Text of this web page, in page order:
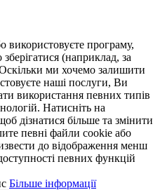
використовуєте програму,
(наприклад, за
ми хочемо залишити
наші послуги, Ви
використання певних типів
Натисніть на
дізнатися більше та змінити
певні файли cookie або
до відображення менш
певних функцій
Більше інформації